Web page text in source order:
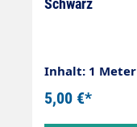
Schwarz
Inhalt: 1 Meter
5,00 €*